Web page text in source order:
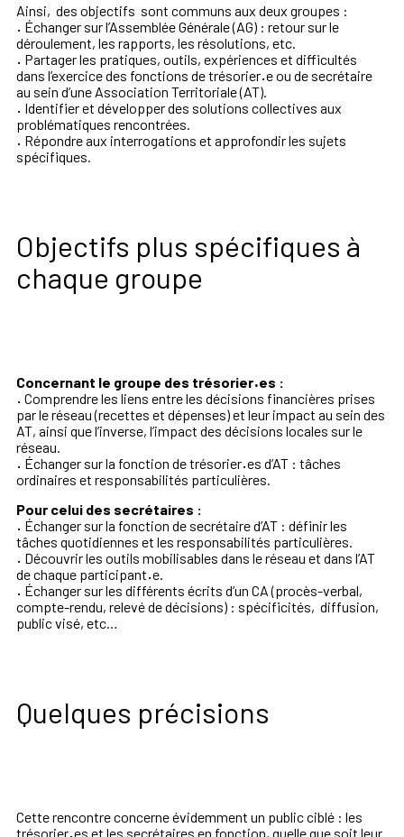
Ainsi, des objectifs sont communs aux deux groupes :
· Échanger sur l’Assemblée Générale (AG) : retour sur le
déroulement, les rapports, les résolutions, etc.
· Partager les pratiques, outils, expériences et difficultés
dans l’exercice des fonctions de trésorier·e ou de secrétaire
au sein d’une Association Territoriale (AT).
· Identifier et développer des solutions collectives aux
problématiques rencontrées.
· Répondre aux interrogations et approfondir les sujets
spécifiques.
Objectifs plus spécifiques à
chaque groupe
Concernant le groupe des trésorier·es :
· Comprendre les liens entre les décisions financières prises
par le réseau (recettes et dépenses) et leur impact au sein des
AT, ainsi que l’inverse, l’impact des décisions locales sur le
réseau.
· Échanger sur la fonction de trésorier·es d’AT : tâches
ordinaires et responsabilités particulières.
Pour celui des secrétaires :
· Échanger sur la fonction de secrétaire d’AT : définir les
tâches quotidiennes et les responsabilités particulières.
· Découvrir les outils mobilisables dans le réseau et dans l’AT
de chaque participant·e.
· Échanger sur les différents écrits d’un CA (procès-verbal,
compte-rendu, relevé de décisions) : spécificités, diffusion,
public visé, etc…
Quelques précisions
Cette rencontre concerne évidemment un public ciblé : les
trésorier es et les secrétaires en fonction, quelle que soit leur